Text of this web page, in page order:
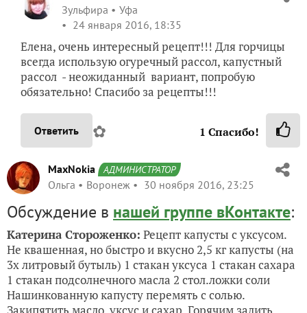
Зульфира
Уфа
24 января 2016, 18:35
Елена, очень интересный рецепт!!! Для горчицы
всегда использую огуречный рассол, капустный
рассол - неожиданный вариант, попробую
обязательно! Спасибо за рецепты!!!
Ответить ✿ 1 Спасибо!
MaxNokia АДМИНИСТРАТОР
Ольга Воронеж 30 ноября 2016, 23:25
Обсуждение в нашей группе вКонтакте:
Катерина Стороженко: Рецепт капусты с уксусом.
Не квашенная, но быстро и вкусно 2,5 кг капусты (на
3х литровый бутыль) 1 стакан уксуса 1 стакан сахара
1 стакан подсолнечного масла 2 стол.ложки соли
Нашинкованную капусту перемять с солью.